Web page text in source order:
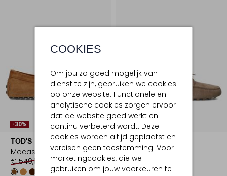
COOKIES
Om jou zo goed mogelijk van
dienst te zijn, gebruiken we cookies
op onze website. Functionele en
analytische cookies zorgen ervoor
dat de website goed werkt en
continu verbeterd wordt. Deze
cookies worden altijd geplaatst en
vereisen geen toestemming. Voor
marketingcookies, die we
gebruiken om jouw voorkeuren te
-30%
TOD'S
Mocassins
€ 549,99
€ 384,99
-30%
TOD'S
Mocassins
€ 649,99